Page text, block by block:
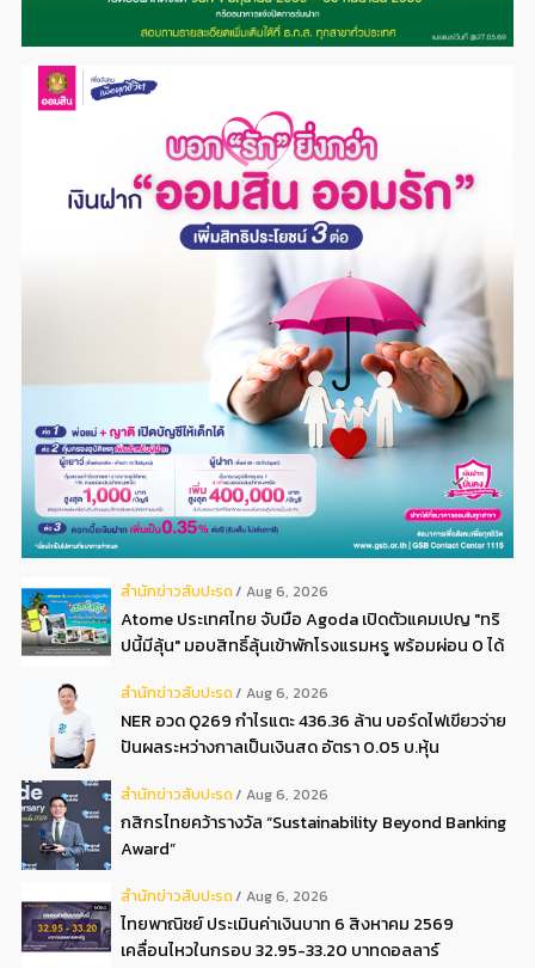
สํานักข่าวสับปะรด Aug 6, 2026
Atome ประเทศไทย จับมือ Agoda เปิดตัวแคมเปญ "ทริ
ปนี้มีลุ้น" มอบสิทธิ์ลุ้นเข้าพักโรงแรมหรู พร้อมผ่อน 0 ได้
สํานักข่าวสับปะรด Aug 6, 2026
NER อวด Q269 กำไรแตะ 436.36 ล้าน บอร์ดไฟเขียวจ่าย
ปันผลระหว่างกาลเป็นเงินสด อัตรา 0.05 บ.หุ้น
สํานักข่าวสับปะรด Aug 6, 2026
กสิกรไทยคว้ารางวัล “Sustainability Beyond Banking
Award”
สํานักข่าวสับปะรด Aug 6, 2026
ไทยพาณิชย์ ประเมินค่าเงินบาท 6 สิงหาคม 2569
เคลื่อนไหวในกรอบ 32.95-33.20 บาทดอลลาร์